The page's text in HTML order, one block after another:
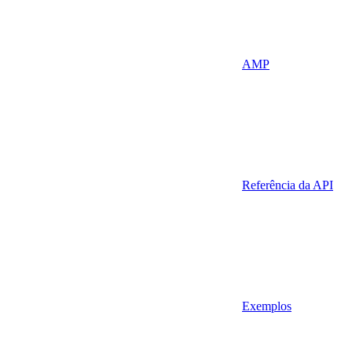
AMP
Referência da API
Exemplos